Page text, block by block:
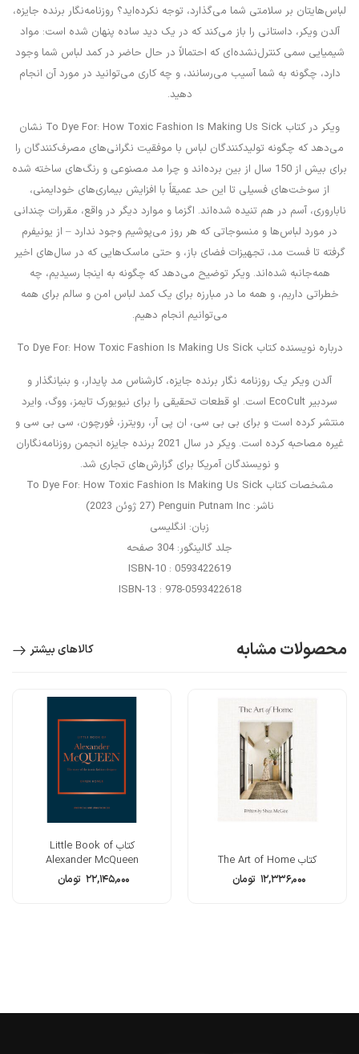
لباس‌هایتان بر سلامتی شما می‌گذارد، توجه نکرده‌اید؟ روزنامه‌نگار برنده جایزه،
آلدن ویکر، داستانی را باز می‌کند که در یک دید ساده پنهان شده است: مواد
شیمیایی سمی کنترل‌نشده‌ای که احتمالاً در حال حاضر در کمد لباس شما وجود
دارد، چگونه به شما آسیب می‌رسانند، و چه کاری می‌توانید در مورد آن انجام
دهید.
ویکر در کتاب To Dye For: How Toxic Fashion Is Making Us Sick نشان
می‌دهد که چگونه تولیدکنندگان لباس با موفقیت نگرانی‌های مصرف‌کنندگان را
برای بیش از 150 سال از بین برده‌اند و چرا مد مصنوعی و رنگ‌های ساخته شده
از سوخت‌های فسیلی تا این حد عمیقاً با افزایش بیماری‌های خودایمنی،
ناباروری، آسم در هم تنیده شده‌اند. اگزما و موارد دیگر در واقع، مقررات چندانی
در مورد لباس‌ها و منسوجاتی که هر روز می‌پوشیم وجود ندارد – از یونیفرم
گرفته تا فست مد، تجهیزات فضای باز، و حتی ماسک‌هایی که در سال‌های اخیر
همه‌جانبه شده‌اند. ویکر توضیح می‌دهد که چگونه به اینجا رسیدیم، چه
خطراتی داریم، و همه ما در مبارزه برای یک کمد لباس امن و سالم برای همه
می‌توانیم انجام دهیم.
درباره نویسنده کتاب To Dye For: How Toxic Fashion Is Making Us Sick
آلدن ویکر یک روزنامه نگار برنده جایزه، کارشناس مد پایدار، و بنیانگذار و
سردبیر EcoCult است. او قطعات تحقیقی را برای نیویورک تایمز، ووگ، وایرد
منتشر کرده است و برای بی بی سی، ان پی آر، رویترز، فورچون، سی بی سی و
غیره مصاحبه کرده است. ویکر در سال 2021 برنده جایزه انجمن روزنامه‌نگاران
و نویسندگان آمریکا برای گزارش‌های تجاری شد.
مشخصات کتاب To Dye For: How Toxic Fashion Is Making Us Sick
ناشر: Penguin Putnam Inc (27 ژوئن 2023)
زبان: انگلیسی
جلد گالینگور: 304 صفحه
ISBN-10 : 0593422619
ISBN-13 : 978-0593422618
محصولات مشابه کالاهای بیشتر
کتاب The Art of Home
۱۲,۳۳۶,۰۰۰ تومان
کتاب Little Book of
Alexander McQueen
۲۲,۱۴۵,۰۰۰ تومان